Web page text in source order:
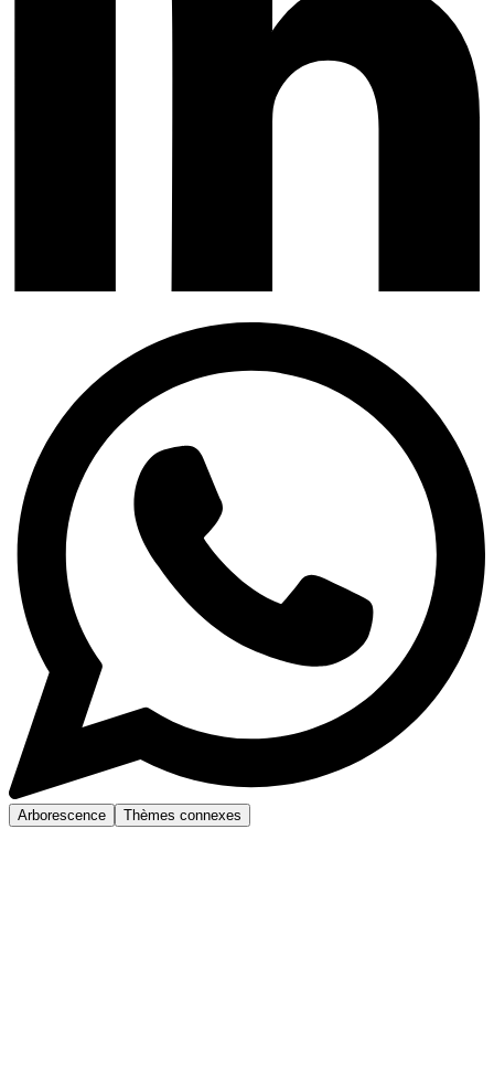
Arborescence Thèmes connexes